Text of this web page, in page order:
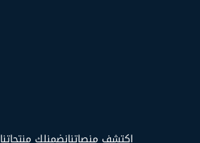
نضمنلك منتجاتنااكتشف منصاتنا